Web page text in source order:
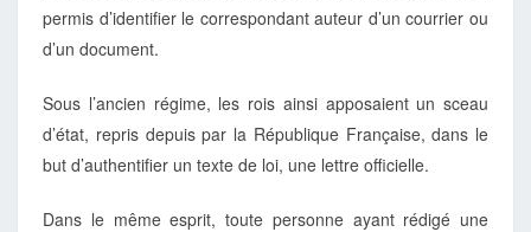
permis d’identifier le correspondant auteur d’un courrier ou
d’un document.
Sous l’ancien régime, les rois ainsi apposaient un sceau
d’état, repris depuis par la République Française, dans le
but d’authentifier un texte de loi, une lettre officielle.
Dans le même esprit, toute personne ayant rédigé une